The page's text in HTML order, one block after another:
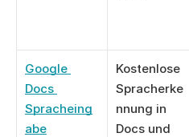
Google
Docs
Spracheing
abe
Kostenlose
Spracherke
nnung in
Docs und